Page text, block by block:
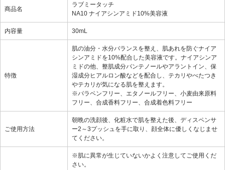
商品名
ラブミータッチ
NA10 ナイアシンアミド10%美容液
内容量 30mL
特徴
肌の油分・水分バランスを整え、肌あれを防ぐナイア
シンアミドを10%配合した美容液です。ナイアシンア
ミドの他、整肌成分パンテノールやアラントイン、保
湿成分ヒアルロン酸などを配合し、テカリやべたつき
やテカリが気になる肌を整えます。
※パラベンフリー、エタノールフリー、小麦由来原料
フリー、合成香料フリー、合成着色料フリー
ご使用方法
朝晩の洗顔後、化粧水で肌を整えた後、ディスペンサ
ー2～3プッシュを手に取り、顔全体に優しくなじませ
てください。
※肌に異常が生じていないかよく注意してご使用くだ
さい。